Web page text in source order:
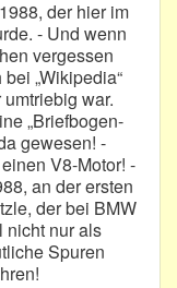
der hier im
- Und wenn
vergessen
„Wikipedia“
war.
„Briefbogen-
gewesen! -
V8-Motor! -
an der ersten
der bei BMW
nicht nur als
Spuren